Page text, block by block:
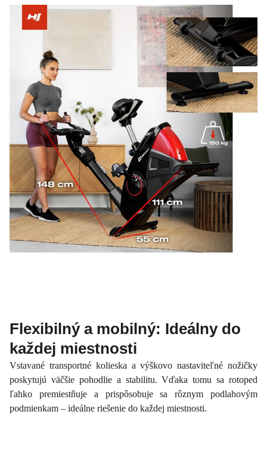
Flexibilný a mobilný: Ideálny do
každej miestnosti
Vstavané transportné kolieska a výškovo nastaviteľné nožičky
poskytujú väčšie pohodlie a stabilitu. Vďaka tomu sa rotoped
ľahko premiestňuje a prispôsobuje sa rôznym podlahovým
podmienkam – ideálne riešenie do každej miestnosti.